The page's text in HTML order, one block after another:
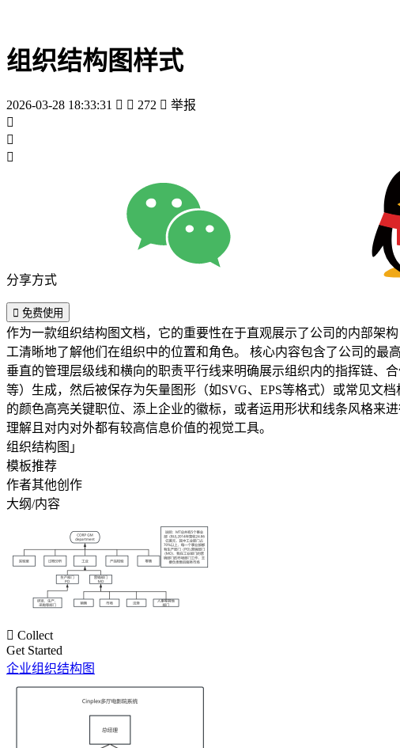
组织结构图样式
2026-03-28 18:33:31   272  举报



分享方式
 免费使用
作为一款组织结构图文档，它的重要性在于直观展示了公司的内部架
工清晰地了解他们在组织中的位置和角色。 核心内容包含了公司的最高管理层、各业务部门的负责人、下属小组或团队的明确头衔，以及部门之间的相互关系和协作渠道。这种图示通常以
垂直的管理层级线和横向的职责平行线来明确展示组织内的指挥链、合作机制和相互支持。 在文件类型方面，此类组织结构图通常由专业的图表
等）生成，然后被保存为矢量图形（如SVG、EPS等格式）或常见文档格式（如PDF或DOCX）以便打印或分享。 此
的颜色高亮关键职位、添上企业的徽标，或者运用形状和线条风格来
理解且对内对外都有较高信息价值的视觉工具。
组织结构图」
模板推荐
作者其他创作
大纲/内容
 Collect
Get Started
企业组织结构图